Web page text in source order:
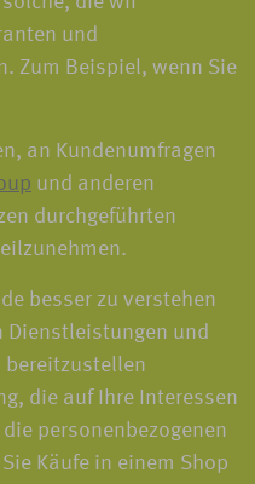
und
Zum Beispiel, wenn Sie
an Kundenumfragen
und anderen
durchgeführten
besser zu verstehen
Dienstleistungen und
die auf Ihre Interessen
personenbezogenen
Käufe in einem Shop